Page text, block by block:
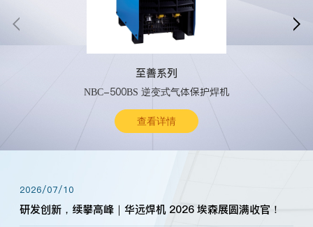
至善系列
NBC-500BS 逆变式气体保护焊机
查看详情
 
2026/07/10
研发创新，续攀高峰｜华远焊机 2026 埃森展圆满收官！